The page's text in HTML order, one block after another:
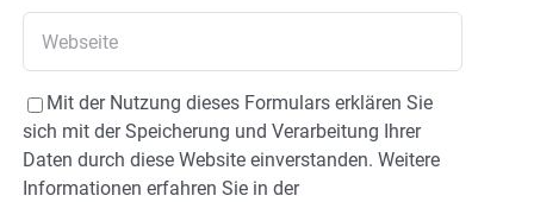
Mit der Nutzung dieses Formulars erklären Sie
sich mit der Speicherung und Verarbeitung Ihrer
Daten durch diese Website einverstanden. Weitere
Informationen erfahren Sie in der